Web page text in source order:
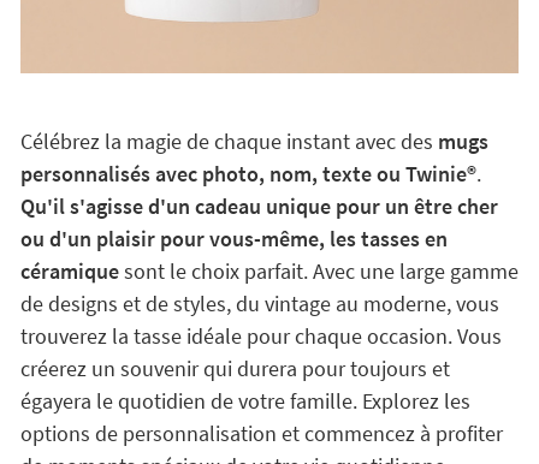
Célébrez la magie de chaque instant avec des mugs
personnalisés avec photo, nom, texte ou Twinie®️.
Qu'il s'agisse d'un cadeau unique pour un être cher
ou d'un plaisir pour vous-même, les tasses en
céramiquesont le choix parfait. Avec une large gamme
de designs et de styles, du vintage au moderne, vous
trouverez la tasse idéale pour chaque occasion. Vous
créerez un souvenir qui durera pour toujours et
égayera le quotidien de votre famille. Explorez les
options de personnalisation et commencez à profiter